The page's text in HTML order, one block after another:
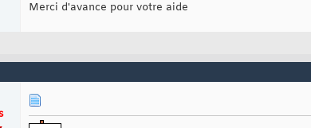
Merci d'avance pour votre aide